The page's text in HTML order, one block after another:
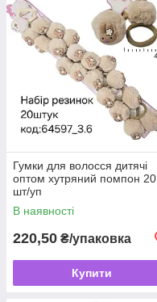
Гумки для волосся дитячі
оптом хутряний помпон 20
шт/уп
В наявності
220,50 ₴/упаковка
Купити